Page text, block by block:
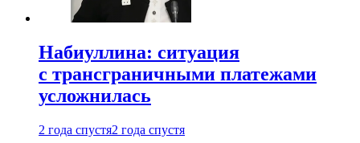
Набиуллина: ситуация
с трансграничными платежами
усложнилась
2 года спустя2 года спустя